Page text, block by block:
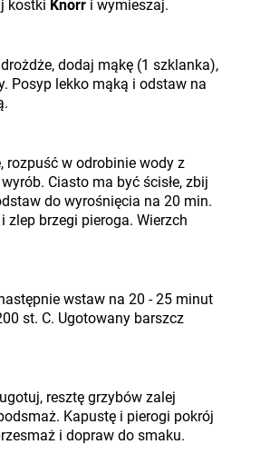
kostki Knorri wymieszaj.
dodaj mąkę (1 szklanka),
Posyp lekko mąką i odstaw na
rozpuść w odrobinie wody z
Ciasto ma być ścisłe, zbij
do wyrośnięcia na 20 min.
zlep brzegi pieroga. Wierzch
wstaw na 20 - 25 minut
st. C. Ugotowany barszcz
resztę grzybów zalej
Kapustę i pierogi pokrój
i dopraw do smaku.